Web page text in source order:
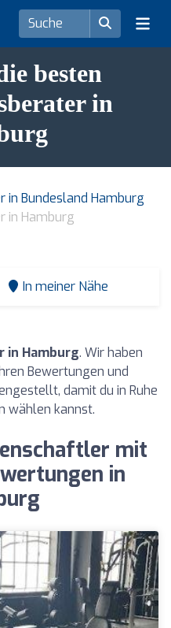
besten
in
in Bundesland Hamburg
in Hamburg
In meiner Nähe
in Hamburg. Wir haben
Bewertungen und
damit du in Ruhe
wählen kannst.
mit
in